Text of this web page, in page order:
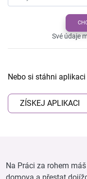
Své údaje
Nebo si stáhni
ZÍSKEJ APLIKACI
Na Práci za rohem
domova a přestat